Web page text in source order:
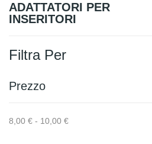
ADATTATORI PER
INSERITORI
Filtra Per
Prezzo
8,00 € - 10,00 €